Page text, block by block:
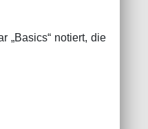
„Basics“ notiert, die